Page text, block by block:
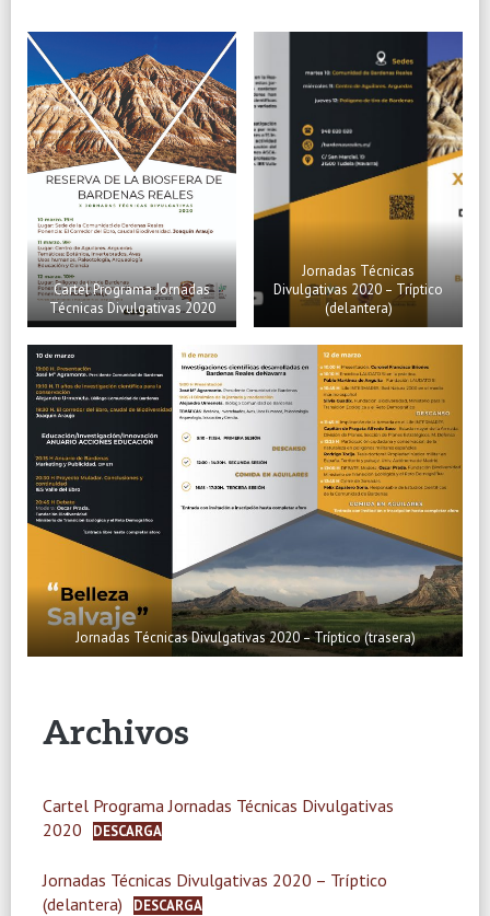
Cartel Programa Jornadas
Técnicas Divulgativas 2020
Jornadas Técnicas
Divulgativas 2020 – Tríptico
(delantera)
Jornadas Técnicas Divulgativas 2020 – Tríptico (trasera)
Archivos
Cartel Programa Jornadas Técnicas Divulgativas
2020
DESCARGA
Jornadas Técnicas Divulgativas 2020 – Tríptico
(delantera)
DESCARGA